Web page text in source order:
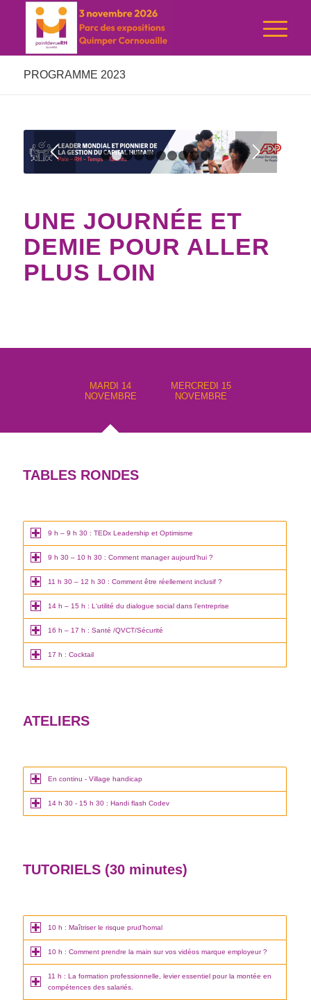
PROGRAMME 2023
1 2 3 4 5 6 7 8 9 10
UNE JOURNÉE ET
DEMIE POUR ALLER
PLUS LOIN
MARDI 14
NOVEMBRE
MERCREDI 15
NOVEMBRE
TABLES RONDES
9 h – 9 h 30 : TEDx Leadership et Optimisme
9 h 30 – 10 h 30 : Comment manager aujourd’hui ?
11 h 30 – 12 h 30 : Comment être réellement inclusif ?
14 h – 15 h : L‘utilité du dialogue social dans l’entreprise
16 h – 17 h : Santé /QVCT/Sécurité
17 h : Cocktail
ATELIERS
En continu - Village handicap
14 h 30 - 15 h 30 : Handi flash Codev
TUTORIELS (30 minutes)
10 h : Maîtriser le risque prud’homal
10 h : Comment prendre la main sur vos vidéos marque employeur ?
11 h : La formation professionnelle, levier essentiel pour la montée en
compétences des salariés.